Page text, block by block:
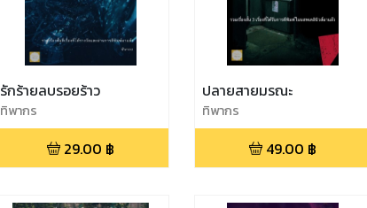
รักร้ายลบรอยร้าว
ทิพากร
29.00 ฿
ปลายสายมรณะ
ทิพากร
49.00 ฿